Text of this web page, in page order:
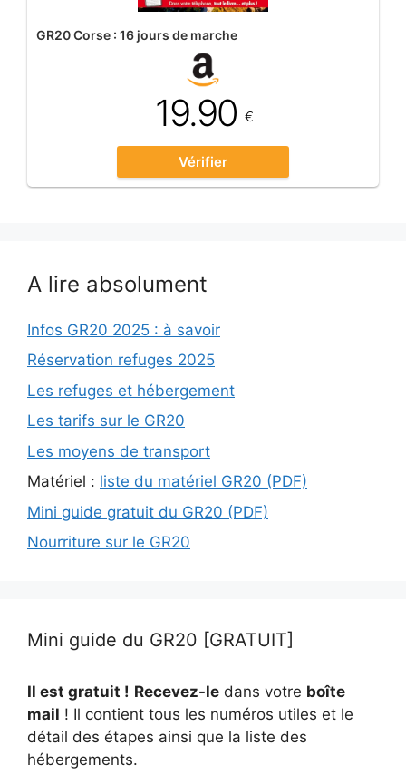
GR20 Corse : 16 jours de marche
19.90€
Vérifier
A lire absolument
Infos GR20 2025 : à savoir
Réservation refuges 2025
Les refuges et hébergement
Les tarifs sur le GR20
Les moyens de transport
Matériel : liste du matériel GR20 (PDF)
Mini guide gratuit du GR20 (PDF)
Nourriture sur le GR20
Mini guide du GR20 [GRATUIT]
Il est gratuit ! Recevez-le dans votre boîte
mail ! Il contient tous les numéros utiles et le
détail des étapes ainsi que la liste des
hébergements.